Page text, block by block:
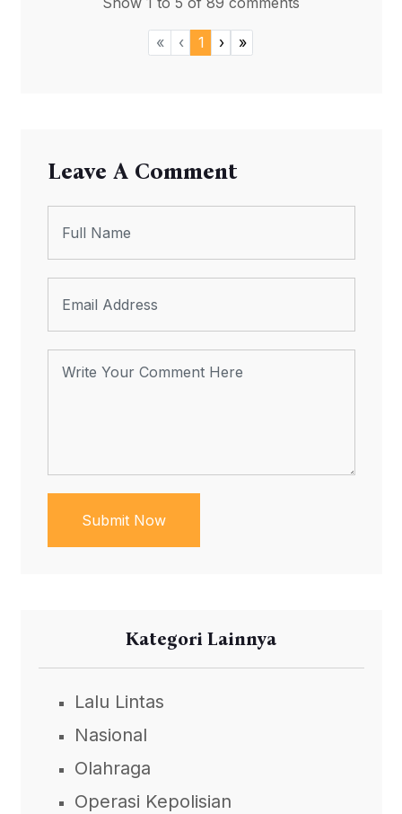
« ‹ 1 › »
Leave A Comment
Submit Now
Kategori Lainnya
Lalu Lintas
Nasional
Olahraga
Operasi Kepolisian